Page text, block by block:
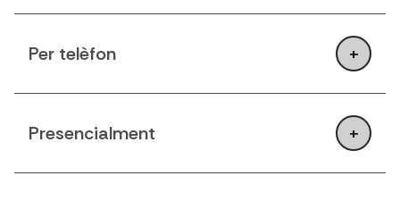
Per telèfon
Presencialment